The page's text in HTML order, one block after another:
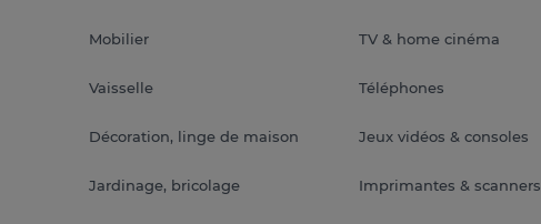
Mobilier
Vaisselle
Décoration, linge de maison
Jardinage, bricolage
TV & home cinéma
Téléphones
Jeux vidéos & consoles
Imprimantes & scanners